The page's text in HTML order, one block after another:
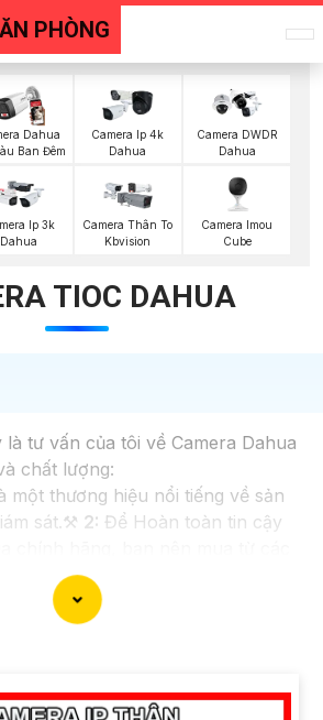
PHÒNG
Dahua
Ban Đêm
Camera Ip 4k
Dahua
Camera DWDR
Dahua
Ip 3k
Dahua
Camera Thân To
Kbvision
Camera Imou
Cube
TIOC DAHUA
tư vấn của tôi về Camera Dahua
chất lượng:
một thương hiệu nổi tiếng về sản
sát.⚒ 2: Để Hoàn toàn tin cậy
các đại lý chính thức của
của Camera Dahua có thể thay đổi
năng của camera. Bạn nên tìm
độ tin cậy.💖5:Nếu bạn muốn tìm